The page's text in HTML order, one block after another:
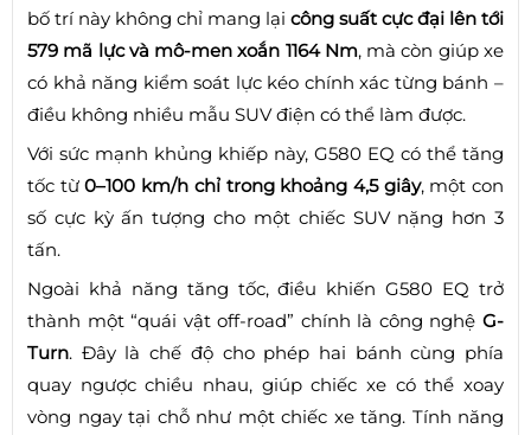
bố trí này không chỉ mang lại công suất cực đại lên tới
579 mã lực và mô-men xoắn 1164 Nm, mà còn giúp xe
có khả năng kiểm soát lực kéo chính xác từng bánh –
điều không nhiều mẫu SUV điện có thể làm được.
Với sức mạnh khủng khiếp này, G580 EQ có thể tăng
tốc từ0–100 km/h chỉ trong khoảng 4,5 giây, một con
số cực kỳ ấn tượng cho một chiếc SUV nặng hơn 3
tấn.
Ngoài khả năng tăng tốc, điều khiến G580 EQ trở
thành một “quái vật off-road” chính là công nghệ G-
Turn. Đây là chế độ cho phép hai bánh cùng phía
quay ngược chiều nhau, giúp chiếc xe có thể xoay
vòng ngay tại chỗ như một chiếc xe tăng. Tính năng